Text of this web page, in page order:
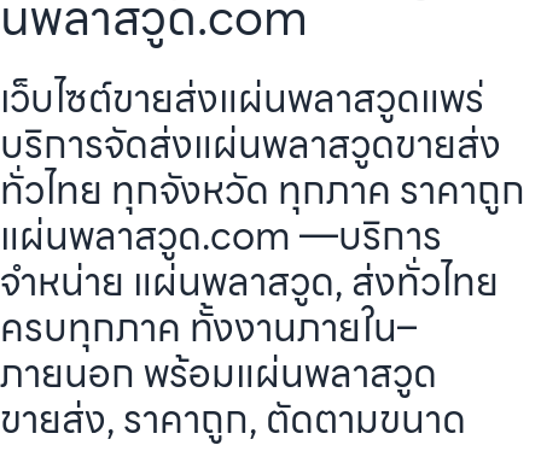
นพลาสวูด.com
เว็บไซต์ขายส่งแผ่นพลาสวูดแพร่
บริการจัดส่งแผ่นพลาสวูดขายส่ง
ทั่วไทย ทุกจังหวัด ทุกภาค ราคาถูก
แผ่นพลาสวูด.com —บริการ
จำหน่าย แผ่นพลาสวูด, ส่งทั่วไทย
ครบทุกภาค ทั้งงานภายใน–
ภายนอก พร้อมแผ่นพลาสวูด
ขายส่ง, ราคาถูก, ตัดตามขนาด